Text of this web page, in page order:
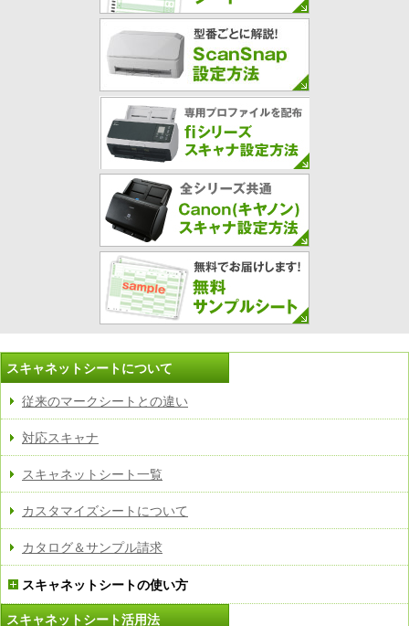
スキャネットシートについて
従来のマークシートとの違い
対応スキャナ
スキャネットシート一覧
カスタマイズシートについて
カタログ＆サンプル請求
スキャネットシートの使い方
スキャネットシート活用法